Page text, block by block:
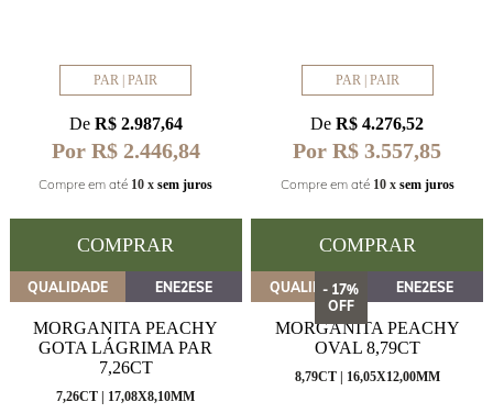
PAR | PAIR
De R$ 2.987,64
Por R$ 2.446,84
Compre em até 10 x sem juros
COMPRAR
PAR | PAIR
DeR$ 4.276,52
Por R$ 3.557,85
Compre em até 10 x sem juros
COMPRAR
QUALIDADE ENE2ESE
MORGANITA PEACHY
GOTA LÁGRIMA PAR
7,26CT
7,26CT | 17,08X8,10MM
- 17%
OFF
QUALIDADE ENE2ESE
MORGANITA PEACHY
OVAL 8,79CT
8,79CT | 16,05X12,00MM